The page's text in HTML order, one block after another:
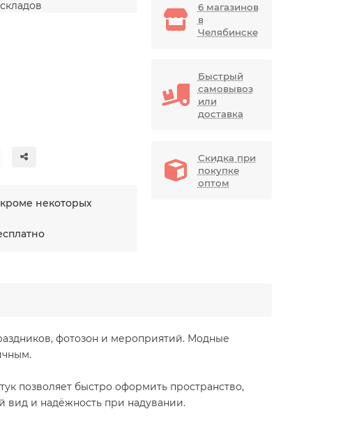
некоторых
6 магазинов
в
Челябинске
Быстрый
самовывоз
или
доставка
Скидка при
покупке
оптом
фотозон и мероприятий. Модные
позволяет быстро оформить пространство,
вид и надёжность при надувании.